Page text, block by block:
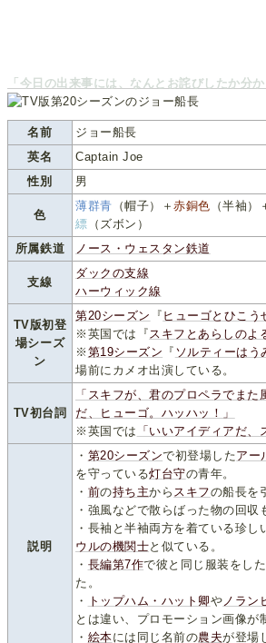
「今日の出来事には、なんとお詫びしたか分
名前
ジョー船長
英名
Captain Joe
性別
男
色
薄群青 （帽子）＋赤銅色 （半袖）
縹 （ズボン）
所属鉄道
ノース・ウェスタン鉄道
支線
ダックの支線
ハーウィック線
TV版初登
場シーズ
ン
第20シーズン 『 ヒューゴとひこう
※英国では『 スキフとあらしのよ
※ 第19シーズン 『 ソルティーはう
場前にカメオ出演している。
TV初台詞
「スキフが、君のプロペラでまた
だ、ヒューゴ。ハッハッ！」
※英国では 「いいアイディアだ、
説明
・ 第20シーズンで初登場したアー
を守っている灯台守の青年。
・ 前の持ち主から スキフの船長を
・強風などで散らばった物の回収
・長袖と半袖両方を着ている珍し
ウルの機関士と似ている。
・ 長編第7作で彼と同じ服装をした
た。
・
トップハム・ハット卿や ノラン
とは違い、プロモーション画像が
・ 絵本には同じ名前の農夫が登場